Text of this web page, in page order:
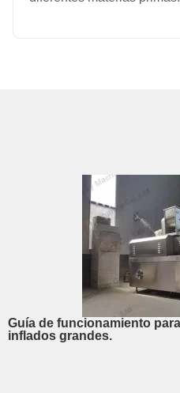
Guía de funcionamiento
inflados grandes.